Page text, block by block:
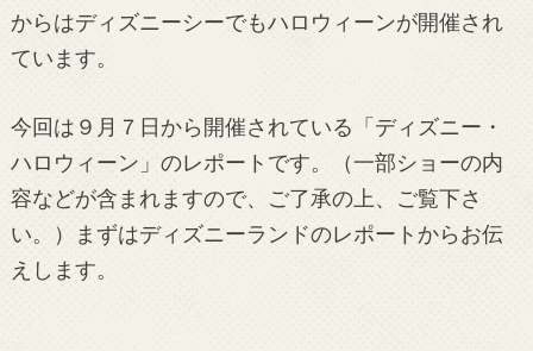
からはディズニーシーでもハロウィーンが開催され
ています。
今回は９月７日から開催されている「ディズニー・
ハロウィーン」のレポートです。（一部ショーの内
容などが含まれますので、ご了承の上、ご覧下さ
い。）まずはディズニーランドのレポートからお伝
えします。